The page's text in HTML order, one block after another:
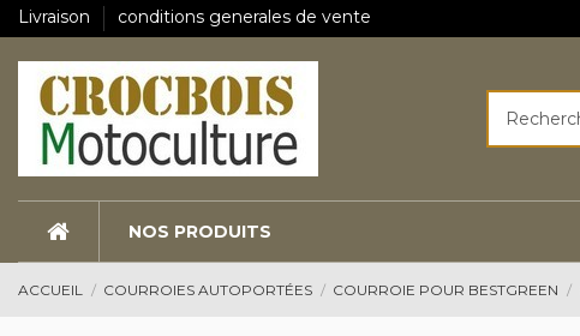
Livraison conditions generales de vente
NOS PRODUITS
ACCUEIL COURROIES AUTOPORTÉES COURROIE POUR BESTGREEN